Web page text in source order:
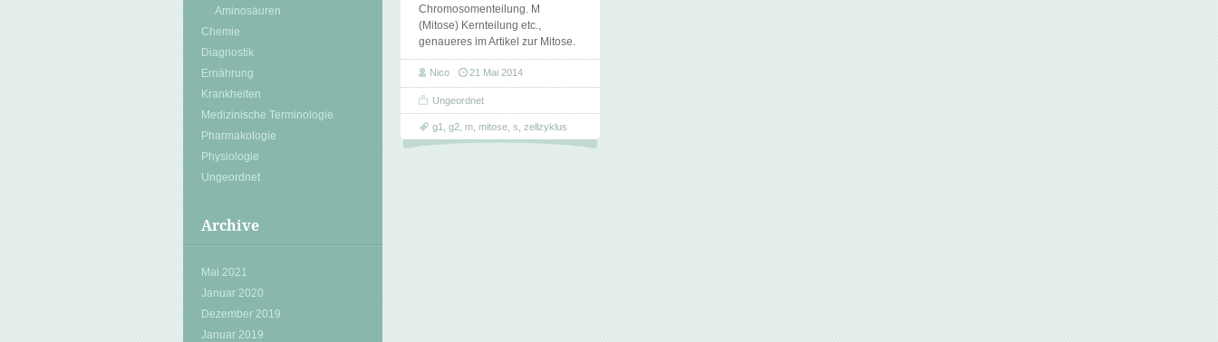
Aminosäuren
Chemie
Diagnostik
Ernährung
Krankheiten
Medizinische Terminologie
Pharmakologie
Physiologie
Ungeordnet
Archive
Mai 2021
Januar 2020
Dezember 2019
Januar 2019
Chromosomenteilung. M
(Mitose) Kernteilung etc.,
genaueres im Artikel zur Mitose.
Nico 21 Mai 2014
Ungeordnet
g1 g2 m mitose s zellzyklus